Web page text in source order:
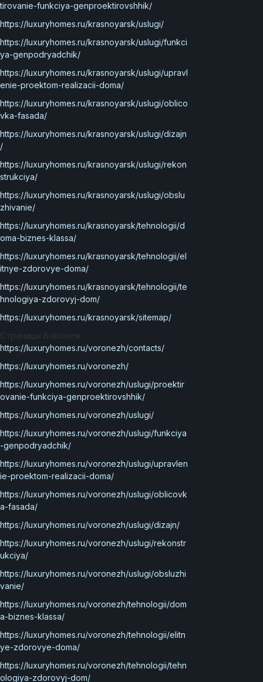
tirovanie-funkciya-genproektirovshhik/
https://luxuryhomes.ru/krasnoyarsk/uslugi/
https://luxuryhomes.ru/krasnoyarsk/uslugi/funkci
ya-genpodryadchik/
https://luxuryhomes.ru/krasnoyarsk/uslugi/upravl
enie-proektom-realizacii-doma/
https://luxuryhomes.ru/krasnoyarsk/uslugi/oblico
vka-fasada/
https://luxuryhomes.ru/krasnoyarsk/uslugi/dizajn
/
https://luxuryhomes.ru/krasnoyarsk/uslugi/rekon
strukciya/
https://luxuryhomes.ru/krasnoyarsk/uslugi/obslu
zhivanie/
https://luxuryhomes.ru/krasnoyarsk/tehnologii/d
oma-biznes-klassa/
https://luxuryhomes.ru/krasnoyarsk/tehnologii/el
itnye-zdorovye-doma/
https://luxuryhomes.ru/krasnoyarsk/tehnologii/te
hnologiya-zdorovyj-dom/
https://luxuryhomes.ru/krasnoyarsk/sitemap/
Страницы Воронеж
https://luxuryhomes.ru/voronezh/contacts/
https://luxuryhomes.ru/voronezh/
https://luxuryhomes.ru/voronezh/uslugi/proektir
ovanie-funkciya-genproektirovshhik/
https://luxuryhomes.ru/voronezh/uslugi/
https://luxuryhomes.ru/voronezh/uslugi/funkciya
-genpodryadchik/
https://luxuryhomes.ru/voronezh/uslugi/upravlen
ie-proektom-realizacii-doma/
https://luxuryhomes.ru/voronezh/uslugi/oblicovk
a-fasada/
https://luxuryhomes.ru/voronezh/uslugi/dizajn/
https://luxuryhomes.ru/voronezh/uslugi/rekonstr
ukciya/
https://luxuryhomes.ru/voronezh/uslugi/obsluzhi
vanie/
https://luxuryhomes.ru/voronezh/tehnologii/dom
a-biznes-klassa/
https://luxuryhomes.ru/voronezh/tehnologii/elitn
ye-zdorovye-doma/
https://luxuryhomes.ru/voronezh/tehnologii/tehn
ologiya-zdorovyj-dom/